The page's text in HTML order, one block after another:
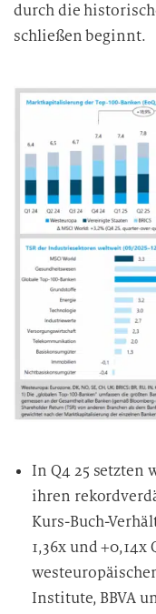
durch die
schließen beginnt.
In Q4 25 setzten
ihren
Kurs-Buch-
1,36x und +0,14x
Institute, BBVA